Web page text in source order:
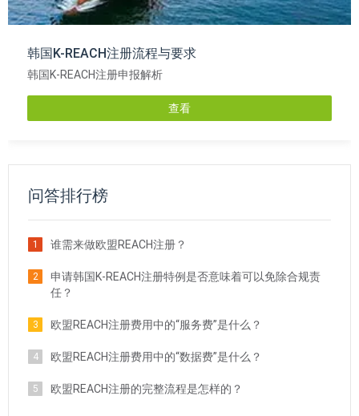
韩国K-REACH注册流程与要求
韩国K-REACH注册申报解析
查看
问答排行榜
1 谁需来做欧盟REACH注册？
2
申请韩国K-REACH注册特例是否意味着可以免除合规责
任？
3 欧盟REACH注册费用中的“服务费”是什么？
4 欧盟REACH注册费用中的“数据费”是什么？
5 欧盟REACH注册的完整流程是怎样的？